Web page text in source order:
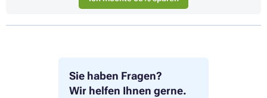
Sie haben Fragen?
Wir helfen Ihnen gerne.